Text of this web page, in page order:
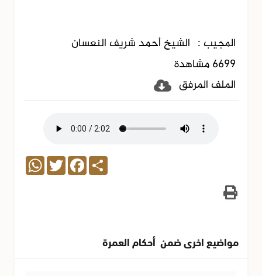
المجيب : الشيخ أحمد شريف النعسان
6699 مشاهدة
الملف المرفق
Share
Facebook
Twitter
WhatsApp
مواضيع اخرى ضمن أحكام العمرة